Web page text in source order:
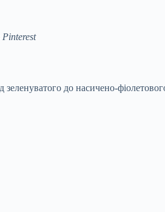
до насичено-